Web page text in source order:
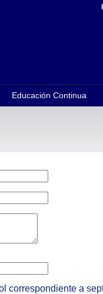
Educación Continua
correspondiente a